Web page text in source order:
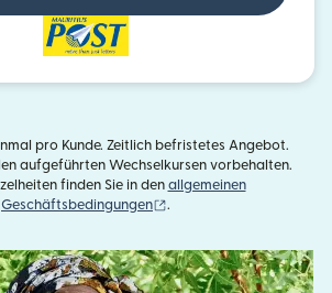
pro Kunde. Zeitlich befristetes Angebot.
aufgeführten Wechselkursen vorbehalten.
finden Sie in den allgemeinen
Geschäftsbedingungen
.